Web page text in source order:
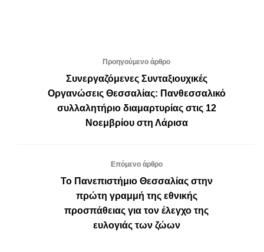
Προηγούμενο άρθρο
Συνεργαζόμενες Συνταξιουχικές
Οργανώσεις Θεσσαλίας: Πανθεσσαλικό
συλλαλητήριο διαμαρτυρίας στις 12
Νοεμβρίου στη Λάρισα
Επόμενο άρθρο
Το Πανεπιστήμιο Θεσσαλίας στην
πρώτη γραμμή της εθνικής
προσπάθειας για τον έλεγχο της
ευλογιάς των ζώων